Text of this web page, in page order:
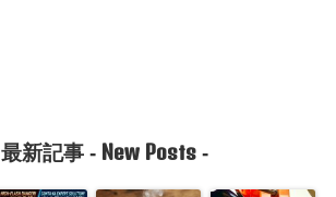
最新記事 - New Posts -